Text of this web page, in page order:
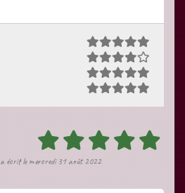
a écrit le mercredi 31 août 2022